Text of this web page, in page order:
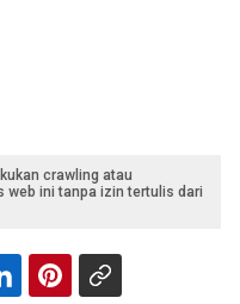
crawling atau
web ini tanpa izin tertulis dari